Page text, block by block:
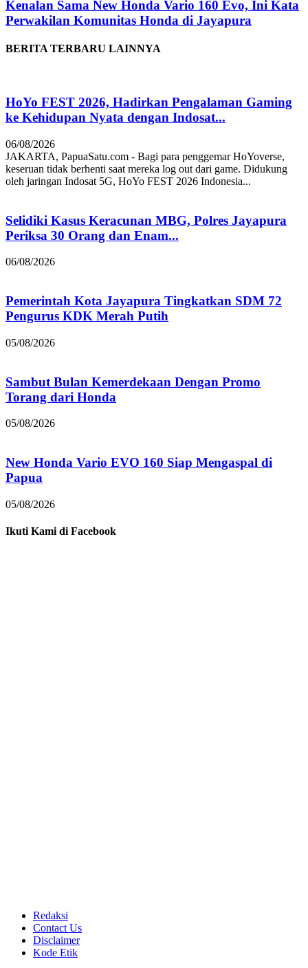
Kenalan Sama New Honda Vario 160 Evo, Ini Kata
Perwakilan Komunitas Honda di Jayapura
BERITA TERBARU LAINNYA
HoYo FEST 2026, Hadirkan Pengalaman Gaming
ke Kehidupan Nyata dengan Indosat...
06/08/2026
JAKARTA, PapuaSatu.com - Bagi para penggemar HoYoverse,
keseruan tidak berhenti saat mereka log out dari game. Didukung
oleh jaringan Indosat 5G, HoYo FEST 2026 Indonesia...
Selidiki Kasus Keracunan MBG, Polres Jayapura
Periksa 30 Orang dan Enam...
06/08/2026
Pemerintah Kota Jayapura Tingkatkan SDM 72
Pengurus KDK Merah Putih
05/08/2026
Sambut Bulan Kemerdekaan Dengan Promo
Torang dari Honda
05/08/2026
New Honda Vario EVO 160 Siap Mengaspal di
Papua
05/08/2026
Ikuti Kami di Facebook
Redaksi
Contact Us
Disclaimer
Kode Etik